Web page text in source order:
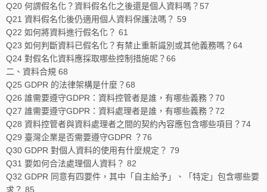
Q20 何謂假名化？資料假名化之後還是個人資料嗎？57
Q21 資料假名化後仍適用個人資料保護法嗎？ 59
Q22 如何將資料進行假名化？ 61
Q23 如何判斷資料已假名化？有禁止重新識別或其他義務嗎？64
Q24 對假名化資料應採取哪些控制措施呢？66
二、資料合規 68
Q25 GDPR 的法律架構是什麼？68
Q26 誰需要遵守GDPR：資料控管者是誰，有哪些義務？70
Q27 誰需要遵守GDPR：資料處理者是誰，有哪些義務？72
Q28 資料控管者與資料處理者之間的契約內容應包含哪些項目？74
Q29 臺灣企業是否需要遵守GDPR ？76
Q30 GDPR 對個人資料的使用有什麼規定？ 79
Q31 要如何合法處理個人資料？ 82
Q32 GDPR 同意有四要件，其中「自主給予」、「特定」包含哪些要
求？ 85